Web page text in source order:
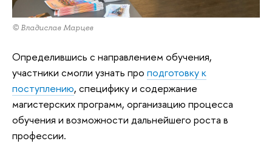
© Владислав Марцев
Определившись с направлением обучения,
участники смогли узнать про подготовку к
поступлению, специфику и содержание
магистерских программ, организацию процесса
обучения и возможности дальнейшего роста в
профессии.